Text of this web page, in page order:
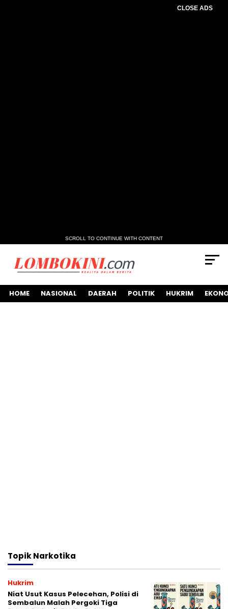
CLOSE ADS
SCROLL TO CONTINUE WITH CONTENT
HOME NASIONAL DAERAH POLITIK HUKRIM
TopikNarkotika
Hukrim
Niat Usut Kasus Pelecehan, Polisi di
Sembalun Malah Pergoki Tiga